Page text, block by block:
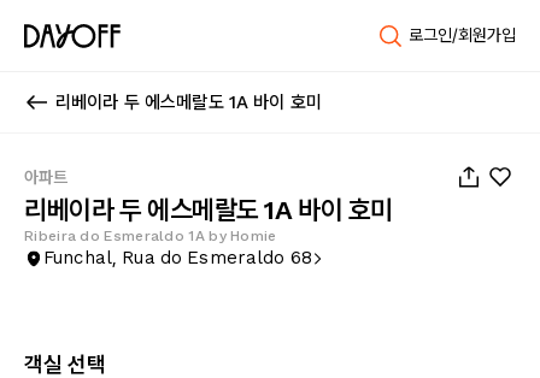
로그인/회원가입
리베이라 두 에스메랄도 1A 바이 호미
아파트
리베이라 두 에스메랄도 1A 바이 호미
Ribeira do Esmeraldo 1A by Homie
Funchal, Rua do Esmeraldo 68
객실 선택